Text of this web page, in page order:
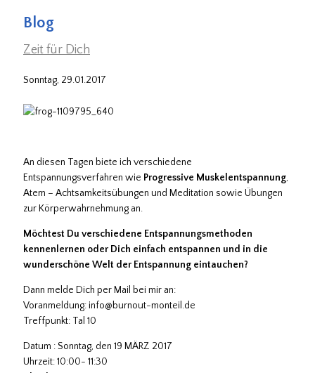
Blog
Zeit für Dich
Sonntag, 29.01.2017
An diesen Tagen biete ich verschiedene
Entspannungsverfahren wie Progressive Muskelentspannung,
Atem – Achtsamkeitsübungen und Meditation sowie Übungen
zur Körperwahrnehmung an.
Möchtest Du verschiedene Entspannungsmethoden
kennenlernen oder Dich einfach entspannen und in die
wunderschöne Welt der Entspannung eintauchen?
Dann melde Dich per Mail bei mir an:
Voranmeldung: info@burnout-monteil.de
Treffpunkt: Tal 10
Datum : Sonntag, den 19 MÄRZ 2017
Uhrzeit: 10:00- 11:30